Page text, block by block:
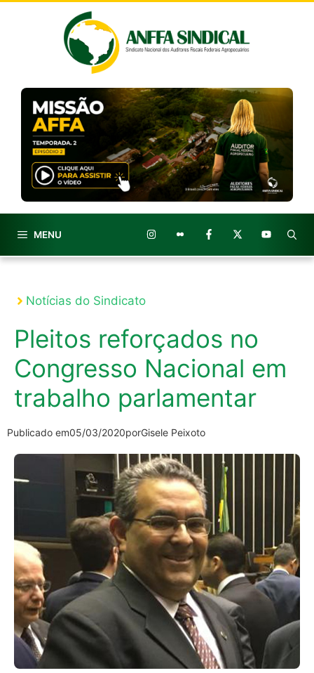
MENU
Notícias do Sindicato
Pleitos reforçados no
Congresso Nacional em
trabalho parlamentar
Publicado em05/03/2020porGisele Peixoto